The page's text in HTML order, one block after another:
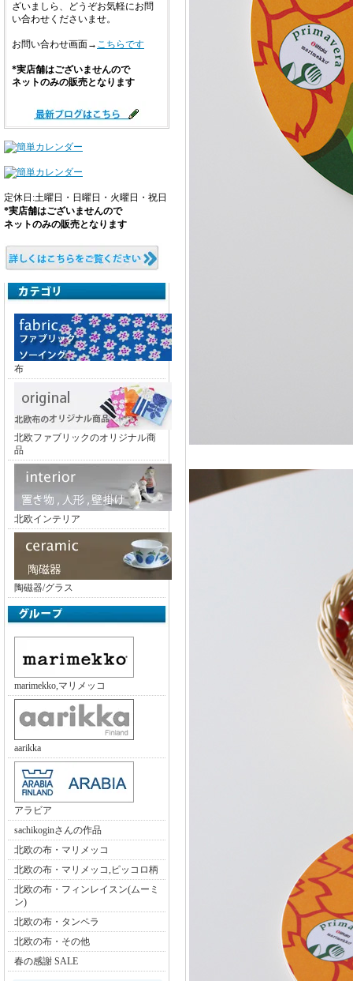
ざいましら、どうぞお気軽にお問
い合わせくださいませ。
お問い合わせ画面→ こちらです
*実店舗はございませんので
ネットのみの販売となります
定休日:土曜日・日曜日・火曜日・祝日
*実店舗はございませんので
ネットのみの販売となります
布
北欧ファブリックのオリジナル商
品
北欧インテリア
陶磁器/グラス
marimekko,マリメッコ
aarikka
アラビア
sachikoginさんの作品
北欧の布・マリメッコ
北欧の布・マリメッコ,ピッコロ柄
北欧の布・フィンレイスン(ムーミ
ン)
北欧の布・タンペラ
北欧の布・その他
春の感謝 SALE